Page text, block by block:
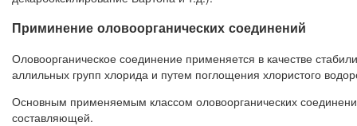
Приминение оловоорганических соединений
Оловоорганическое соединение применяется в качестве
аллильных групп хлорида и путем поглощения хлористого
Основным применяемым классом оловоорганических
составляющей.